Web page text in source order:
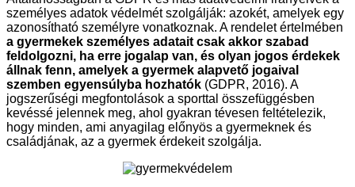
személyes adatok védelmét szolgálják: azokét, amelyek egy
azonosítható személyre vonatkoznak. A rendelet értelmében
a gyermekek személyes adatait csak akkor szabad
feldolgozni, ha erre jogalap van, és olyan jogos érdekek
állnak fenn, amelyek a gyermek alapvető jogaival
szemben egyensúlyba hozhatók (GDPR, 2016). A
jogszerűségi megfontolások a sporttal összefüggésben
kevéssé jelennek meg, ahol gyakran tévesen feltételezik,
hogy minden, ami anyagilag előnyös a gyermeknek és
családjának, az a gyermek érdekeit szolgálja.